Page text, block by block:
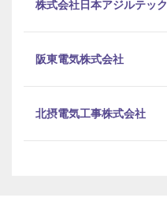
株式会社日本アジルテック
阪東電気株式会社
北摂電気工事株式会社